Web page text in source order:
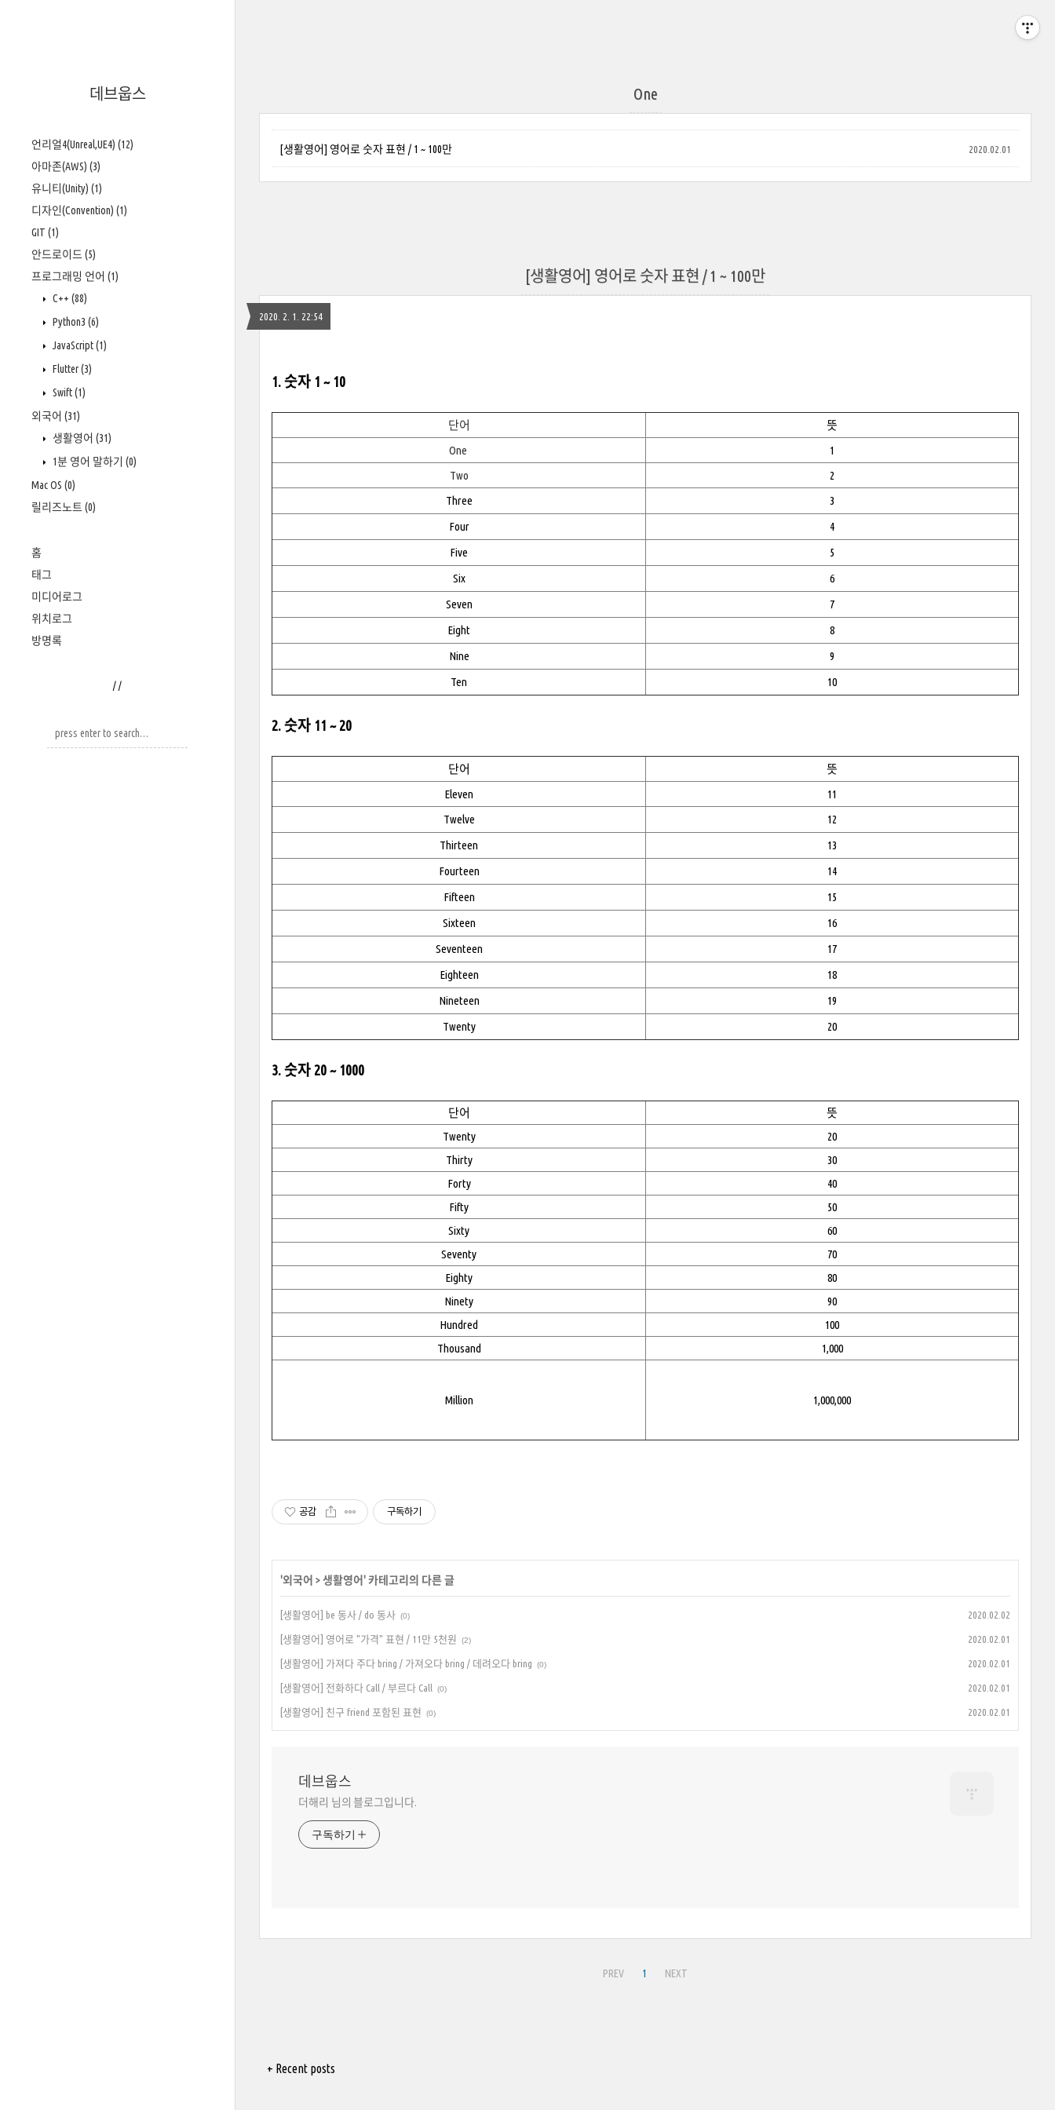
데브웁스
언리얼4(Unreal,UE4) (12)
아마존(AWS) (3)
유니티(Unity) (1)
디자인(Convention) (1)
GIT (1)
안드로이드 (5)
프로그래밍 언어 (1)
C++ (88)
Python3 (6)
JavaScript(1)
Flutter(3)
Swift(1)
외국어 (31)
생활영어 (31)
1분 영어 말하기 (0)
Mac OS (0)
릴리즈노트 (0)
홈
태그
미디어로그
위치로그
방명록
/ /
One
[생활영어] 영어로 숫자 표현 / 1 ~ 100만 2020.02.01
[생활영어] 영어로 숫자 표현 / 1 ~ 100만
2020. 2. 1. 22:54
1. 숫자 1 ~ 10
단어
뜻
One
1
Two
2
Three
3
Four
4
Five
5
Six
6
Seven
7
Eight
8
Nine
9
Ten
10
2. 숫자 11 ~ 20
단어
뜻
Eleven
11
Twelve
12
Thirteen
13
Fourteen
14
Fifteen
15
Sixteen
16
Seventeen
17
Eighteen
18
Nineteen
19
Twenty
20
3. 숫자 20 ~ 1000
단어
뜻
Twenty
20
Thirty
30
Forty
40
Fifty
50
Sixty
60
Seventy
70
Eighty
80
Ninety
90
Hundred
100
Thousand
1,000
Million 1,000,000
공감 구독하기
'외국어 >생활영어' 카테고리의 다른 글
[생활영어] be 동사 / do 동사 (0) 2020.02.02
[생활영어] 영어로 "가격" 표현 / 11만 5천원 (2) 2020.02.01
[생활영어] 가져다 주다 bring / 가져오다 bring / 데려오다 bring (0) 2020.02.01
[생활영어] 전화하다 Call / 부르다 Call (0) 2020.02.01
[생활영어] 친구 friend 포함된 표현 (0) 2020.02.01
데브웁스
더해리 님의 블로그입니다.
구독하기
PREV 1 NEXT
+ Recent posts